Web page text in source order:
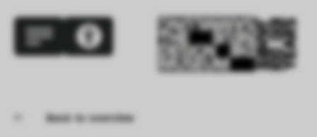
Back to overview